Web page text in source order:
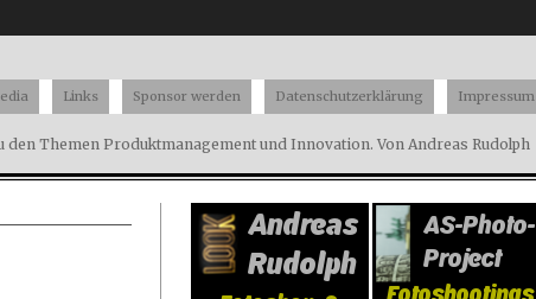
Themen Produktmanagement und Innovation. Von Andreas Rudolph
Links Sponsor werden Datenschutzerklärung Impressum